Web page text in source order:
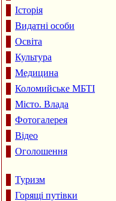
Історія
Видатні особи
Освіта
Культура
Медицина
Коломийське МБТІ
Місто. Влада
Фотогалерея
Відео
Оголошення
Туризм
Горящі путівки